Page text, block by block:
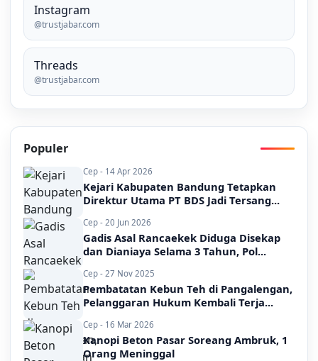
Instagram
@trustjabar.com
Threads
@trustjabar.com
Populer
Cep - 14 Apr 2026
Kejari Kabupaten Bandung Tetapkan
Direktur Utama PT BDS Jadi Tersang...
Cep - 20 Jun 2026
Gadis Asal Rancaekek Diduga Disekap
dan Dianiaya Selama 3 Tahun, Pol...
Cep - 27 Nov 2025
Pembatatan Kebun Teh di Pangalengan,
Pelanggaran Hukum Kembali Terja...
Cep - 16 Mar 2026
Kanopi Beton Pasar Soreang Ambruk, 1
Orang Meninggal